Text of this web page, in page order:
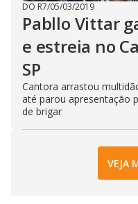
DO R7/05/03/2019
Pabllo Vittar
e estreia no
SP
Cantora arrastou
até parou apresentação
de brigar
VEJA